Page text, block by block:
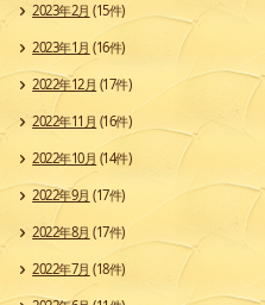
2023年2月 (15件)
2023年1月 (16件)
2022年12月 (17件)
2022年11月 (16件)
2022年10月 (14件)
2022年9月 (17件)
2022年8月 (17件)
2022年7月 (18件)